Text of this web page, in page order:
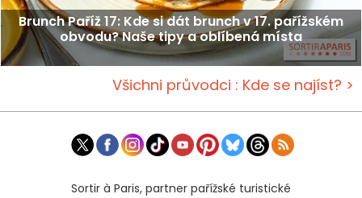
Brunch Paříž 17: Kde si dát brunch v 17. pařížském
obvodu? Naše tipy a oblíbená místa
Všichni průvodci : Kde se najíst? >
Sortir à Paris, partner pařížské turistické